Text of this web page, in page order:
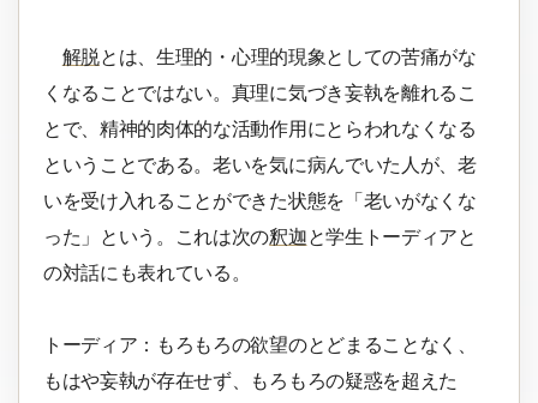
解脱とは、生理的・心理的現象としての苦痛がな
くなることではない。真理に気づき妄執を離れるこ
とで、精神的肉体的な活動作用にとらわれなくなる
ということである。老いを気に病んでいた人が、老
いを受け入れることができた状態を「老いがなくな
った」という。これは次の釈迦と学生トーディアと
の対話にも表れている。
トーディア：もろもろの欲望のとどまることなく、
もはや妄執が存在せず、もろもろの疑惑を超えた